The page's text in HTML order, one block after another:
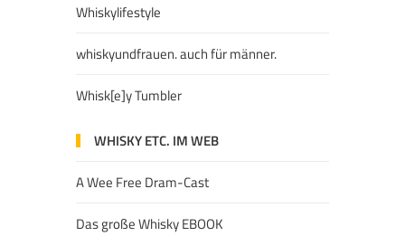
Whiskylifestyle
whiskyundfrauen. auch für männer.
Whisk[e]y Tumbler
WHISKY ETC. IM WEB
A Wee Free Dram-Cast
Das große Whisky EBOOK